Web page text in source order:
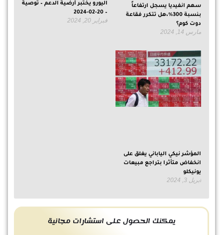
سهم انفيديا يسجل ارتفاعاً
بنسبة 300%،هل تتكرر فقاعة
دوت كوم؟
مارس 14, 2024
اليورو يختبر أرضية الدعم – توصية
– 20-02-2024
فبراير 20, 2024
المؤشر نيكي الياباني يغلق على
انخفاض متأثرا بتراجع مبيعات
يونيكلو
أبريل 3, 2024
يمكنك الحصول على استشارات مجانية